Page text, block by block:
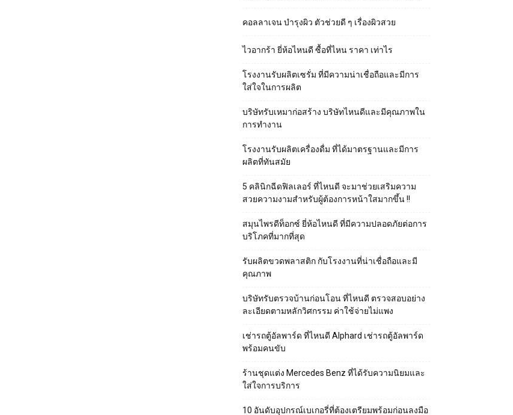
คอลลาเจน บำรุงผิว ตัวช่วยดี ๆ เรื่องผิวสวย
ไวอากร้า ยี่ห้อไหนดี ซื้อที่ไหน ราคา เท่าไร
โรงงานรับผลิตเซรั่ม ที่มีความน่าเชื่อถือและมีการ
ใส่ใจในการผลิต
บริษัทรับเหมาก่อสร้าง บริษัทไหนดีและมีคุณภาพใน
การทำงาน
โรงงานรับผลิตเครื่องดื่ม ที่ได้มาตรฐานและมีการ
ผลิตที่ทันสมัย
5 คลินิกฉีดฟิลเลอร์ ที่ไหนดี จะมาช่วยเสริมความ
สวยความงามสำหรับผู้ต้องการหน้าใสมากขึ้น !!
สมุนไพรดีท็อกซ์ ยี่ห้อไหนดี ที่มีความปลอดภัยต่อการ
บริโภคที่มากที่สุด
รับผลิตขวดพลาสติก กับโรงงานที่น่าเชื่อถือและมี
คุณภาพ
บริษัทรับตรวจบ้านก่อนโอน ที่ไหนดี ตรวจสอบอย่าง
ละเอียดตามหลักวิศกรรม ค่าใช้จ่ายไม่แพง
เช่ารถตู้อัลพาร์ด ที่ไหนดี Alphard เช่ารถตู้อัลพาร์ด
พร้อมคนขับ
ร้านชุดแต่ง Mercedes Benz ที่ได้รับความนิยมและ
ใส่ใจการบริการ
10 อันดับอุปกรณ์เบเกอรี่ที่ต้องเตรียมพร้อมก่อนลงมือ